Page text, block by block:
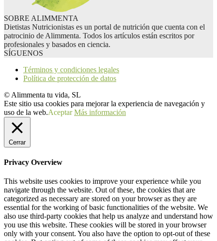
SOBRE ALIMMENTA
Dietistas Nutricionistas es un portal de nutrición que cuenta con el
patrocinio de Alimmenta. Todos los artículos están escritos por
profesionales y basados en ciencia.
SÍGUENOS
Términos y condiciones legales
Política de protección de datos
© Alimmenta tu vida, SL
Este sitio usa cookies para mejorar la experiencia de navegación y
uso de la web.Aceptar Más información
Cerrar
Privacy Overview
This website uses cookies to improve your experience while you
navigate through the website. Out of these, the cookies that are
categorized as necessary are stored on your browser as they are
essential for the working of basic functionalities of the website. We
also use third-party cookies that help us analyze and understand how
you use this website. These cookies will be stored in your browser
only with your consent. You also have the option to opt-out of these